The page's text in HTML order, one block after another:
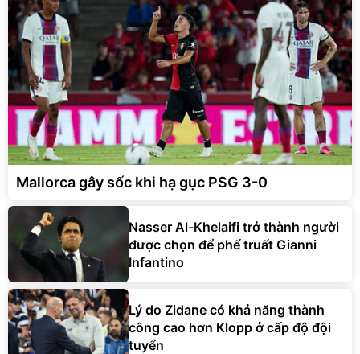
Mallorca gây sốc khi hạ gục PSG 3-0
Nasser Al-Khelaifi trở thành người
được chọn để phế truất Gianni
Infantino
Lý do Zidane có khả năng thành
công cao hơn Klopp ở cấp độ đội
tuyển